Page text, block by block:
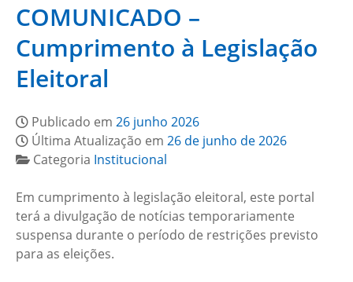
COMUNICADO –
Cumprimento à Legislação
Eleitoral
Publicado em 26 junho 2026
Última Atualização em 26 de junho de 2026
Categoria Institucional
Em cumprimento à legislação eleitoral, este portal
terá a divulgação de notícias temporariamente
suspensa durante o período de restrições previsto
para as eleições.